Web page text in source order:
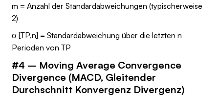
m = Anzahl der Standardabweichungen (typischerweise
2)
σ [TP,n] = Standardabweichung über die letzten n
Perioden von TP
#4 – Moving Average Convergence
Divergence (MACD, Gleitender
Durchschnitt Konvergenz Divergenz)